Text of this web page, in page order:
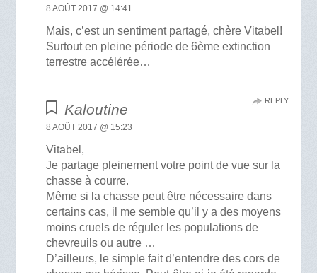
8 AOÛT 2017 @ 14:41
Mais, c’est un sentiment partagé, chère Vitabel!
Surtout en pleine période de 6ème extinction
terrestre accélérée…
Kaloutine
8 AOÛT 2017 @ 15:23
Vitabel,
Je partage pleinement votre point de vue sur la
chasse à courre.
Même si la chasse peut être nécessaire dans
certains cas, il me semble qu’il y a des moyens
moins cruels de réguler les populations de
chevreuils ou autre …
D’ailleurs, le simple fait d’entendre des cors de
REPLY